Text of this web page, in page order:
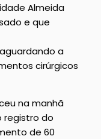
Almeida
e que
a
cirúrgicos
na manhã
registro do
de 60